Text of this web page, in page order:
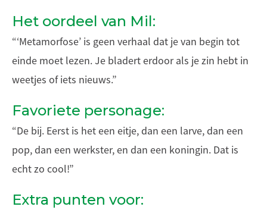
Het oordeel van Mil:
“‘Metamorfose’ is geen verhaal dat je van begin tot
einde moet lezen. Je bladert erdoor als je zin hebt in
weetjes of iets nieuws.”
Favoriete personage:
“De bij. Eerst is het een eitje, dan een larve, dan een
pop, dan een werkster, en dan een koningin. Dat is
echt zo cool!”
Extra punten voor: